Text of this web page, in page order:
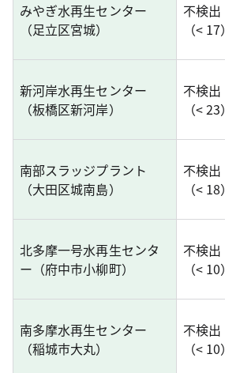
みやぎ水再生センター
（足立区宮城）
不検出
（< 17）
新河岸水再生センター
（板橋区新河岸）
不検出
（< 23）
南部スラッジプラント
（大田区城南島）
不検出
（< 18）
北多摩一号水再生センタ
ー（府中市小柳町）
不検出
（< 10）
南多摩水再生センター
（稲城市大丸）
不検出
（< 10）